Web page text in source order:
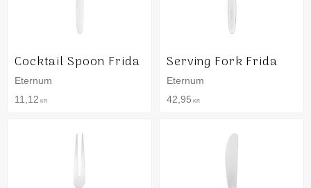
Cocktail Spoon Frida
Eternum
11,12 KR
Serving Fork Frida
Eternum
42,95 KR